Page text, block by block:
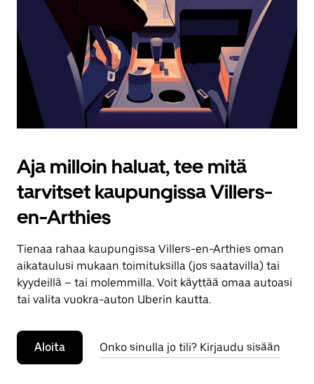
Aja milloin haluat, tee mitä
tarvitset kaupungissa Villers-
en-Arthies
Tienaa rahaa kaupungissa Villers-en-Arthies oman
aikataulusi mukaan toimituksilla (jos saatavilla) tai
kyydeillä – tai molemmilla. Voit käyttää omaa autoasi
tai valita vuokra-auton Uberin kautta.
Aloita Onko sinulla jo tili? Kirjaudu sisään